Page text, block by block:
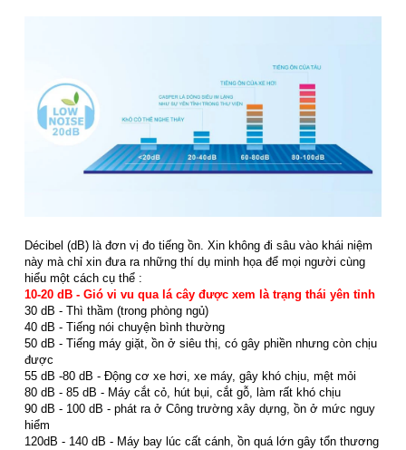
Décibel (dB) là đơn vị đo tiếng ồn. Xin không đi sâu vào khái niệm
này mà chỉ xin đưa ra những thí dụ minh họa để mọi người cùng
hiểu một cách cụ thể :
10-20 dB - Gió vi vu qua lá cây được xem là trạng thái yên tỉnh
30 dB - Thì thầm (trong phòng ngủ)
40 dB - Tiếng nói chuyện bình thường
50 dB - Tiếng máy giặt, ồn ở siêu thị, có gây phiền nhưng còn chịu
được
55 dB -80 dB - Động cơ xe hơi, xe máy, gây khó chịu, mệt mỏi
80 dB - 85 dB - Máy cắt cỏ, hút bụi, cắt gỗ, làm rất khó chịu
90 dB - 100 dB - phát ra ở Công trường xây dựng, ồn ở mức nguy
hiểm
120dB - 140 dB - Máy bay lúc cất cánh, ồn quá lớn gây tổn thương